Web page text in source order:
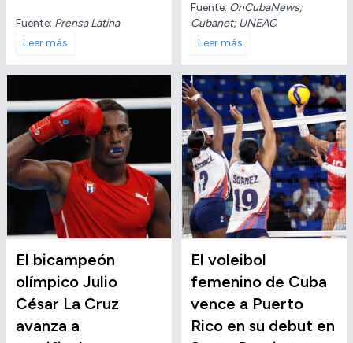
Fuente: Prensa Latina
Leer más
Fuente: OnCubaNews;
Cubanet; UNEAC
Leer más
El bicampeón
olímpico Julio
César La Cruz
avanza a
El voleibol
femenino de Cuba
vence a Puerto
Rico en su debut en